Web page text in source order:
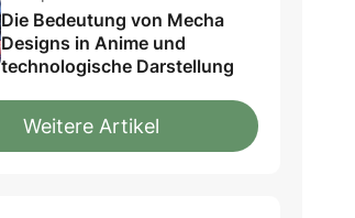
Die Bedeutung von Mecha
Designs in Anime und
technologische Darstellung
Weitere Artikel